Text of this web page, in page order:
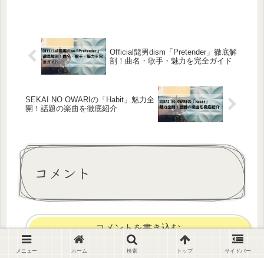
Official髭男dism「Pretender」徹底解
剖！曲名・歌手・魅力を完全ガイド
SEKAI NO OWARIの「Habit」魅力全
開！話題の楽曲を徹底紹介
コメント
コメントを書き込む
メニュー ホーム 検索 トップ サイドバー